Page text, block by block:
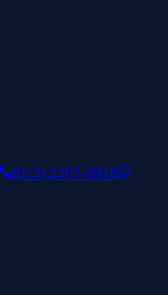
(013) 3307-3918